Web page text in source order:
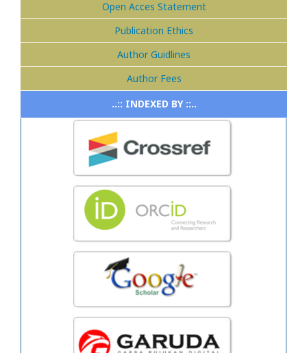
Open Acces Statement
Publication Ethics
Author Guidlines
Author Fees
..:: INDEXED BY ::..